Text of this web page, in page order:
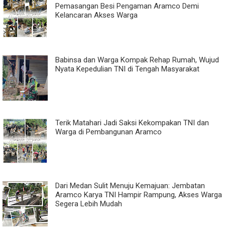
Pemasangan Besi Pengaman Aramco Demi
Kelancaran Akses Warga
Babinsa dan Warga Kompak Rehap Rumah, Wujud
Nyata Kepedulian TNI di Tengah Masyarakat
Terik Matahari Jadi Saksi Kekompakan TNI dan
Warga di Pembangunan Aramco
Dari Medan Sulit Menuju Kemajuan: Jembatan
Aramco Karya TNI Hampir Rampung, Akses Warga
Segera Lebih Mudah